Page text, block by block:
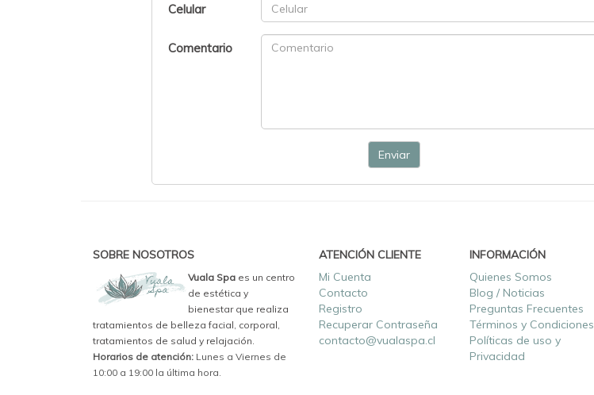
Celular
Comentario
Enviar
SOBRE NOSOTROS
Vuala Spa es un centro
de estética y
bienestar que realiza
tratamientos de belleza facial, corporal,
tratamientos de salud y relajación.
Horarios de atención: Lunes a Viernes de
10:00 a 19:00 la última hora.
ATENCIÓN CLIENTE
Mi Cuenta
Contacto
Registro
Recuperar Contraseña
contacto@vualaspa.cl
INFORMACIÓN
Quienes Somos
Blog / Noticias
Preguntas Frecuentes
Términos y Condiciones
Políticas de uso y
Privacidad